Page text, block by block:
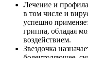
Лечение и
в том числе и
успешно
гриппа, обладая
воздействием.
Звездочка